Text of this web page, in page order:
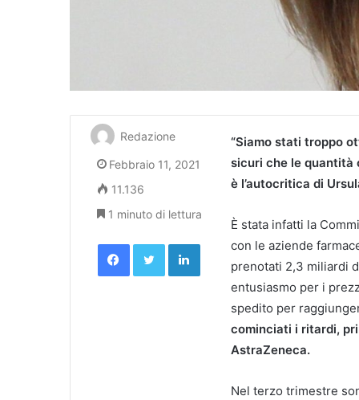
“Siamo stati troppo
sicuri che le quantità
è l’autocritica di
È stata infatti la
con le aziende
prenotati 2,3 miliardi
entusiasmo per i
spedito per
cominciati i ritardi,
AstraZeneca.
Nel terzo trimestre
Redazione
Febbraio 11, 2021
11.136
1 minuto di lettura
Facebook Twitter LinkedIn